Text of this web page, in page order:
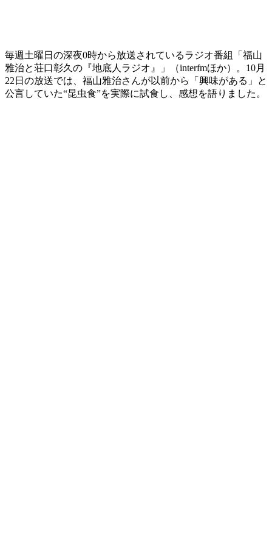
毎週土曜日の深夜0時から放送されているラジオ番組「福山
雅治と荘口彰久の『地底人ラジオ』」（interfmほか）。10月
22日の放送では、福山雅治さんが以前から「興味がある」と
公言していた“昆虫食”を実際に試食し、感想を語りました。